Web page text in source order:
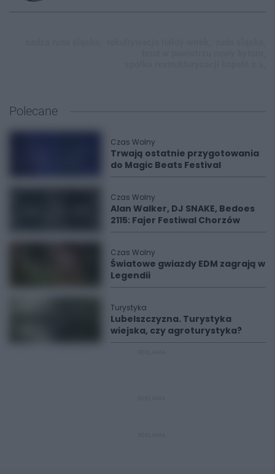
Polecane
Czas Wolny
Trwają ostatnie przygotowania
do Magic Beats Festival
Czas Wolny
Alan Walker, DJ SNAKE, Bedoes
2115: Fajer Festiwal Chorzów
Czas Wolny
Światowe gwiazdy EDM zagrają w
Legendii
Turystyka
Lubelszczyzna. Turystyka
wiejska, czy agroturystyka?